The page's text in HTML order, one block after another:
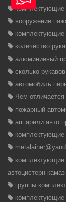
вооружение
количество
алюминиевый
сколько
автомобиль
Чем
пожарный
аппарели авто
автоцистерн камаз
группы
комплектующие